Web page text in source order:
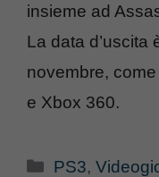
insieme ad
La data d’uscita
novembre,
e Xbox 360.
Categorie
PS3,